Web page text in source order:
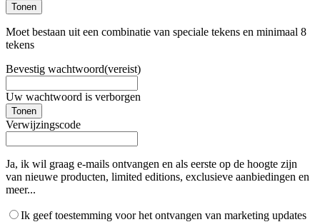
Tonen
Moet bestaan uit een combinatie van speciale tekens en minimaal 8
tekens
Bevestig wachtwoord(vereist)
Uw wachtwoord is verborgen
Tonen
Verwijzingscode
Ja, ik wil graag e-mails ontvangen en als eerste op de hoogte zijn
van nieuwe producten, limited editions, exclusieve aanbiedingen en
meer...
Ik geef toestemming voor het ontvangen van marketing updates